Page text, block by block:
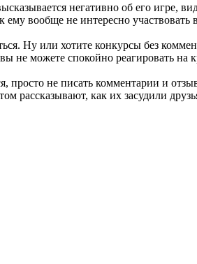
негативно об его игре,
вообще не интересно
Ну или хотите конкурсы без
не можете спокойно реагировать
не писать комментарии и
рассказывают, как их засудили